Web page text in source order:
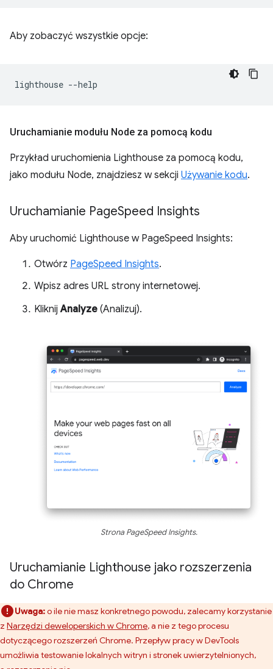
Aby zobaczyć wszystkie opcje:
lighthouse
Uruchamianie modułu Node za pomocą kodu
Przykład uruchomienia Lighthouse za pomocą kodu,
jako modułu Node, znajdziesz w sekcji Używanie kodu.
Uruchamianie PageSpeed Insights
Aby uruchomić Lighthouse w PageSpeed Insights:
Otwórz PageSpeed Insights.
Wpisz adres URL strony internetowej.
KliknijAnalyze (Analizuj).
Strona PageSpeed Insights.
Uruchamianie Lighthouse jako rozszerzenia
do Chrome
Uwaga:o ile nie masz konkretnego powodu, zalecamy korzystanie
z Narzędzi deweloperskich w Chrome, a nie z tego procesu
dotyczącego rozszerzeń Chrome. Przepływ pracy w DevTools
umożliwia testowanie lokalnych witryn i stronek uwierzytelnionych,